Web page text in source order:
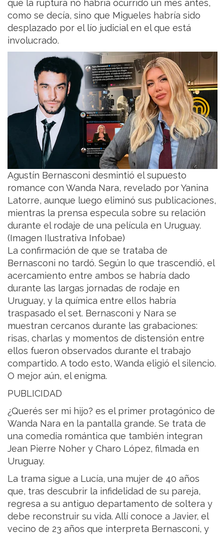
que la ruptura no habría ocurrido un mes antes,
como se decía, sino que Migueles habría sido
desplazado por el lío judicial en el que está
involucrado.
Agustín Bernasconi desmintió el supuesto
romance con Wanda Nara, revelado por Yanina
Latorre, aunque luego eliminó sus publicaciones,
mientras la prensa especula sobre su relación
durante el rodaje de una película en Uruguay.
(Imagen Ilustrativa Infobae)
La confirmación de que se trataba de
Bernasconi no tardó. Según lo que trascendió, el
acercamiento entre ambos se habría dado
durante las largas jornadas de rodaje en
Uruguay, y la química entre ellos habría
traspasado el set. Bernasconi y Nara se
muestran cercanos durante las grabaciones:
risas, charlas y momentos de distensión entre
ellos fueron observados durante el trabajo
compartido. A todo esto, Wanda eligió el silencio.
O mejor aún, el enigma.
PUBLICIDAD
¿Querés ser mi hijo? es el primer protagónico de
Wanda Nara en la pantalla grande. Se trata de
una comedia romántica que también integran
Jean Pierre Noher y Charo López, filmada en
Uruguay.
La trama sigue a Lucía, una mujer de 40 años
que, tras descubrir la infidelidad de su pareja,
regresa a su antiguo departamento de soltera y
debe reconstruir su vida. Allí conoce a Javier, el
vecino de 23 años que interpreta Bernasconi, y